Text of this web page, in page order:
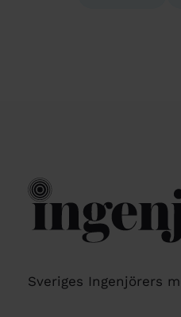
Sveriges Ingenjörers